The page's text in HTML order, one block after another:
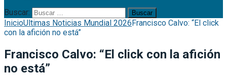
Buscar:
InicioUltimas Noticias Mundial 2026Francisco Calvo: “El click
con la afición no está”
Francisco Calvo: “El click con la afición
no está”